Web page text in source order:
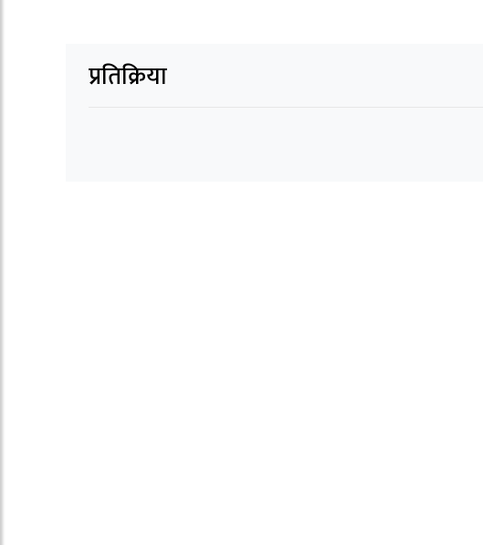
प्रतिक्रिया